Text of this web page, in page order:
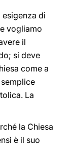
esigenza di
vogliamo
il
si deve
come a
La
la Chiesa
è il suo